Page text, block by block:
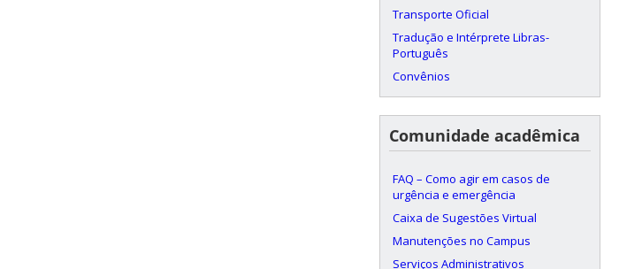
Transporte Oficial
Tradução e Intérprete Libras-
Português
Convênios
Comunidade acadêmica
FAQ – Como agir em casos de
urgência e emergência
Caixa de Sugestões Virtual
Manutenções no Campus
Serviços Administrativos